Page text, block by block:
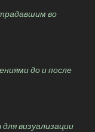
во
до и после
визуализации